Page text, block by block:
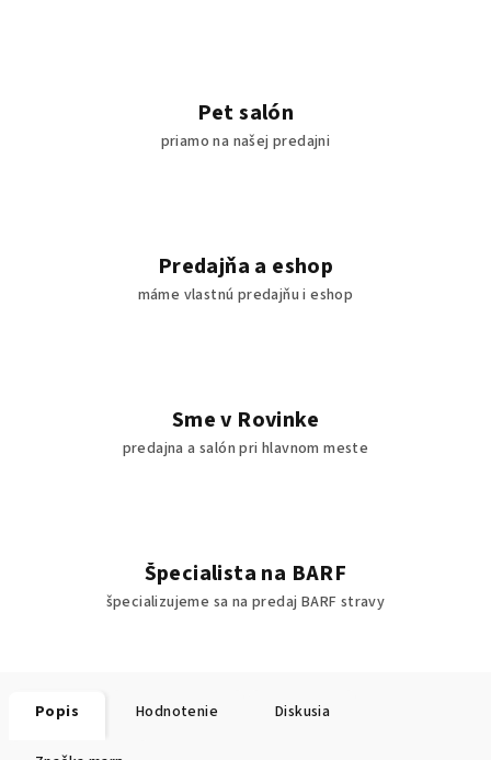
Pet salón
priamo na našej predajni
Predajňa a eshop
máme vlastnú predajňu i eshop
Sme v Rovinke
predajna a salón pri hlavnom meste
Špecialista na BARF
špecializujeme sa na predaj BARF stravy
Popis Hodnotenie Diskusia